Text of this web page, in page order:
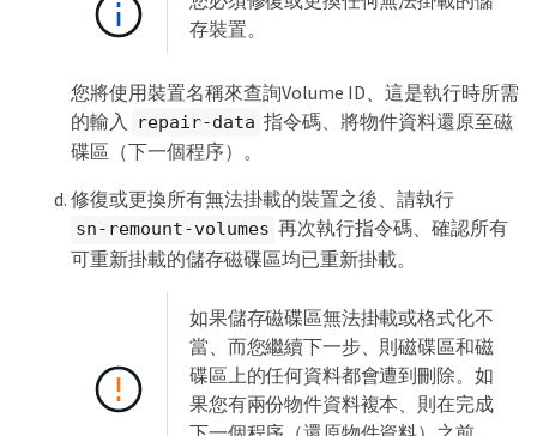
存裝置。
您將使用裝置名稱來查詢Volume ID、這是執行時所需
的輸入
repair-data 指令碼、將物件資料還原至磁
碟區（下一個程序）。
修復或更換所有無法掛載的裝置之後、請執行
sn-remount-volumes 再次執行指令碼、確認所有
可重新掛載的儲存磁碟區均已重新掛載。
如果儲存磁碟區無法掛載或格式化不
當、而您繼續下一步、則磁碟區和磁
碟區上的任何資料都會遭到刪除。如
果您有兩份物件資料複本、則在完成